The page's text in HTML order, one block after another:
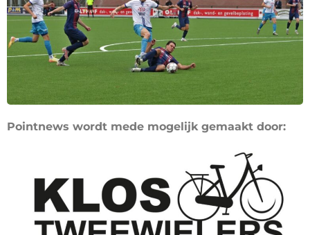
Pointnews wordt mede mogelijk gemaakt door: